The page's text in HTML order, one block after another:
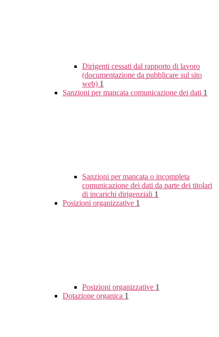
Dirigenti cessati dal rapporto di lavoro
(documentazione da pubblicare sul sito
web) 1
Sanzioni per mancata comunicazione dei dati 1
Sanzioni per mancata o incompleta
comunicazione dei dati da parte dei titolari
di incarichi dirigenziali 1
Posizioni organizzative 1
Posizioni organizzative 1
Dotazione organica 1